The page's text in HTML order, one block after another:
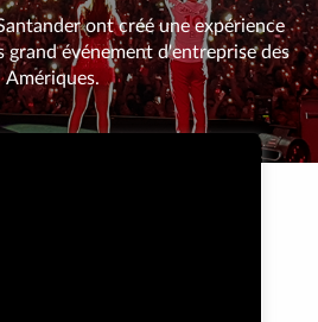
ont créé une expérience
grand événement d'entreprise des
Amériques.